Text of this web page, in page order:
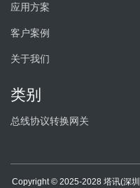
应用方案
客户案例
关于我们
类别
总线协议转换网关
Copyright © 2025-2028 塔讯(深